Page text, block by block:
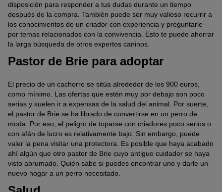
disposición para responder a tus dudas durante un tiempo
después de la compra. También puede ser muy valioso recurrir a
los conocimientos de un criador con experiencia y preguntarle
por temas relacionados con la convivencia. Esto te puede ahorrar
la larga búsqueda de otros expertos caninos.
Pastor de Brie para adoptar
El precio de un cachorro se sitúa alrededor de los 900 euros,
como mínimo. Las ofertas que estén muy por debajo son poco
serias y suelen ir a expensas de la salud del animal. Por suerte,
el pastor de Brie se ha librado de convertirse en un perro de
moda. Por eso, el peligro de toparse con criadores poco serios o
con afán de lucro es relativamente bajo. Sin embargo, puede
valer la pena visitar una protectora. Es posible que haya acabado
ahí algún que otro pastor de Brie cuyo antiguo cuidador se haya
visto abrumado. Quién sabe si puedes encontrar uno y darle un
nuevo hogar a un perro necesitado.